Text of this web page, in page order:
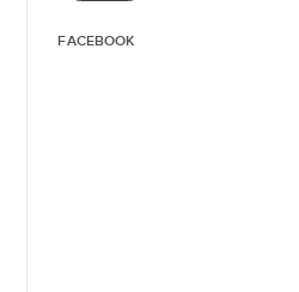
FACEBOOK